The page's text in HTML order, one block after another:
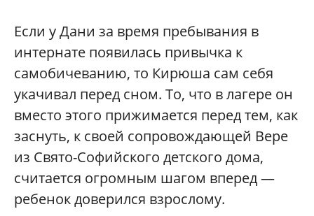
Если у Дани за время пребывания в
интернате появилась привычка к
самобичеванию, то Кирюша сам себя
укачивал перед сном. То, что в лагере он
вместо этого прижимается перед тем, как
заснуть, к своей сопровождающей Вере
из Свято-Софийского детского дома,
считается огромным шагом вперед —
ребенок доверился взрослому.